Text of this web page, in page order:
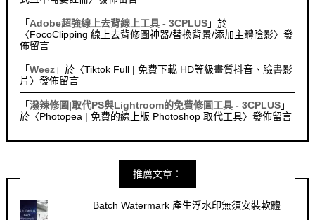
「Adobe超強線上去背線上工具 - 3CPLUS」於
〈FocoClipping 線上去背修圖神器/替換背景/添加主體陰影〉發
佈留言
「Weez」於〈Tiktok Full | 免費下載 HD等級畫質抖音、臉書影
片 〉發佈留言
「潑辣修圖|取代PS與Lightroom的免費修圖工具 - 3CPLUS」
於〈Photopea | 免費的線上版 Photoshop 取代工具〉發佈留言
推薦文章︰
Batch Watermark 產生浮水印無須安裝軟體